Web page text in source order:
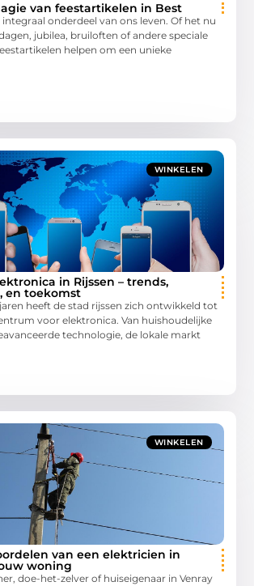
van feestartikelen in Best
integraal onderdeel van ons leven. Of het nu
jubilea, bruiloften of andere speciale
helpen om een unieke
WINKELEN
in Rijssen – trends,
en toekomst
heeft de stad rijssen zich ontwikkeld tot
voor elektronica. Van huishoudelijke
technologie, de lokale markt
WINKELEN
van een elektricien in
woning
doe-het-zelver of huiseigenaar in Venray